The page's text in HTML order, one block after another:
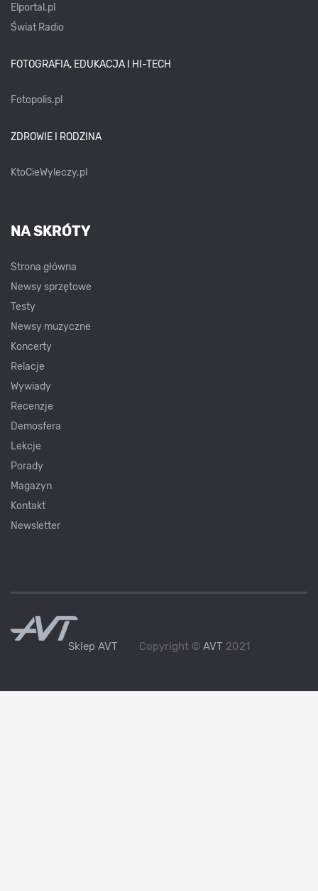
Elportal.pl
Świat Radio
FOTOGRAFIA, EDUKACJA I HI-TECH
Fotopolis.pl
ZDROWIE I RODZINA
KtoCieWyleczy.pl
NA SKRÓTY
Strona główna
Newsy sprzętowe
Testy
Newsy muzyczne
Koncerty
Relacje
Wywiady
Recenzje
Demosfera
Lekcje
Porady
Magazyn
Kontakt
Newsletter
Sklep AVT Copyright © AVT 2021